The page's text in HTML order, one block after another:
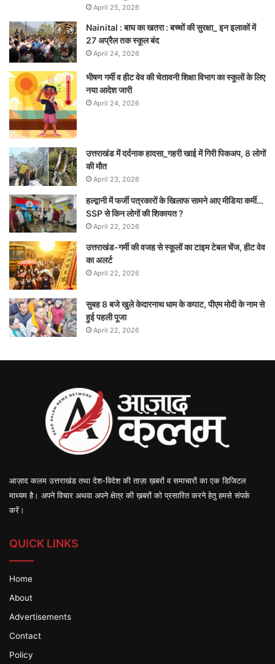
April 25, 2026
Nainital : बाघ का खतरा : बच्चों की सुरक्षा_ इन इलाकों में
27 अप्रैल तक स्कूल बंद
April 24, 2026
भीषण गर्मी व हीट वेव की चेतावनी शिक्षा विभाग का स्कूलों के लिए
नया आदेश जारी
April 24, 2026
उत्तराखंड में दर्दनाक हादसा_गहरी खाई में गिरी पिकअप, 8 लोगों
की मौत
April 23, 2026
हल्द्वानी में फर्जी पत्रकारों के खिलाफ सामने आए मीडिया कर्मी…
SSP से किन लोगों की शिकायत ?
April 22, 2026
उत्तराखंड-गर्मी की वजह से स्कूलों का टाइम टेबल चेंज, हीट वेव
का अलर्ट
April 22, 2026
सुबह 8 बजे खुले केदारनाथ धाम के कपाट, पीएम मोदी के नाम से
हुई पहली पूजा
April 22, 2026
आज़ाद कलम उत्तराखंड तथा देश-विदेश की ताज़ा ख़बरों व समाचारों का एक डिजिटल
माध्यम है। अपने विचार अथवा अपने क्षेत्र की ख़बरों को प्रसारित करने हेतु हमसे संपर्क
करें।
QUICK LINKS
Home
About
Advertisements
Contact
Policy